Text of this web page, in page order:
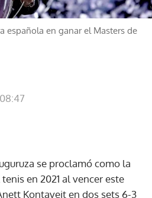
española en ganar el Masters de
se proclamó como la
en 2021 al vencer este
Kontaveit en dos sets 6-3